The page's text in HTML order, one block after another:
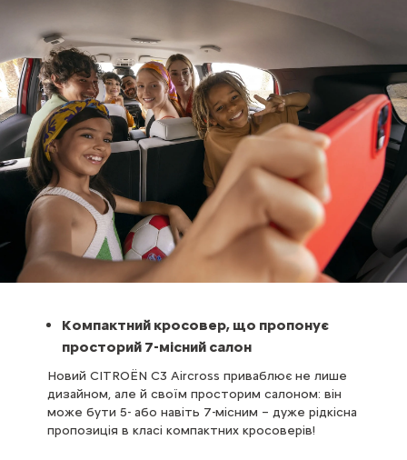
Компактний кросовер, що пропонує
просторий 7-місний салон
Новий CITROЁN C3 Aircross приваблює не лише
дизайном, але й своїм просторим салоном: він
може бути 5- або навіть 7-місним – дуже рідкісна
пропозиція в класі компактних кросоверів!